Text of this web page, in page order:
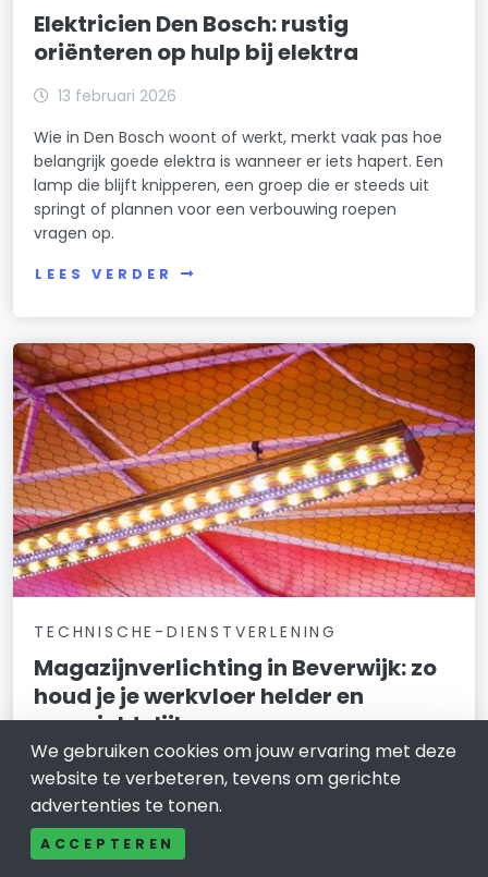
Elektricien Den Bosch: rustig
oriënteren op hulp bij elektra
13 februari 2026
Wie in Den Bosch woont of werkt, merkt vaak pas hoe
belangrijk goede elektra is wanneer er iets hapert. Een
lamp die blijft knipperen, een groep die er steeds uit
springt of plannen voor een verbouwing roepen
vragen op.
LEES VERDER
TECHNISCHE-DIENSTVERLENING
Magazijnverlichting in Beverwijk: zo
houd je je werkvloer helder en
overzichtelijk
9 februari 2026
Heb je een magazijn in Beverwijk en merk je dat het
licht niet overal “meewerkt”? Denk aan donkere
gangpaden, schaduw bij stellingen of werkplekken
We gebruiken cookies om jouw ervaring met deze
website te verbeteren, tevens om gerichte
advertenties te tonen.
ACCEPTEREN